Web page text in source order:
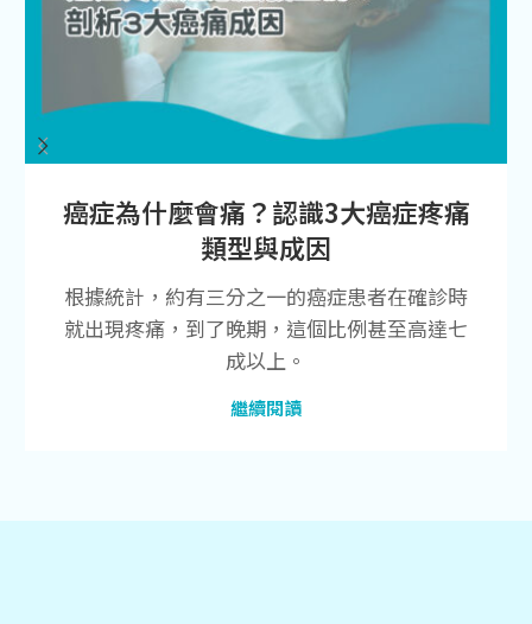
癌症為什麼會痛？認識3大癌症疼痛
類型與成因
根據統計，約有三分之一的癌症患者在確診時
就出現疼痛，到了晚期，這個比例甚至高達七
成以上。
繼續閱讀